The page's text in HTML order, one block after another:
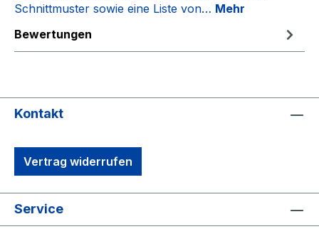
Schnittmuster sowie eine Liste von… Mehr
Bewertungen
Kontakt
Vertrag widerrufen
Service